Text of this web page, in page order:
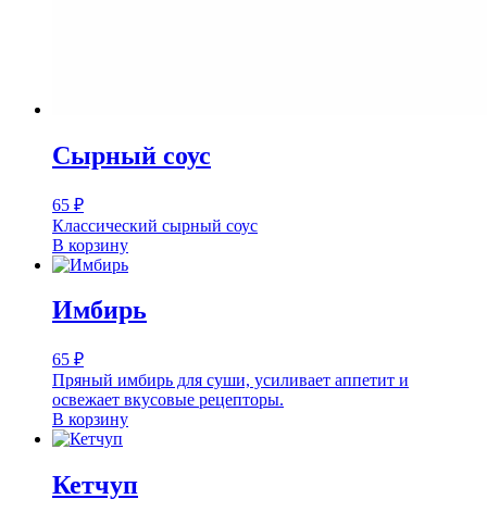
Сырный соус
65 ₽
Классический сырный соус
В корзину
Имбирь
65 ₽
Пряный имбирь для суши, усиливает аппетит и
освежает вкусовые рецепторы.
В корзину
Кетчуп